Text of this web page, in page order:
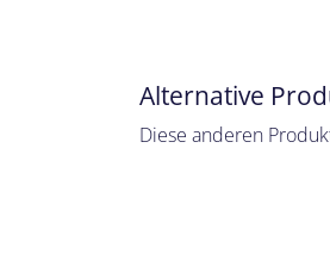
Alternative
Diese anderen